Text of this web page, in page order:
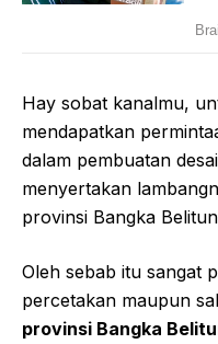
Hay sobat kanalmu,
mendapatkan
dalam pembuatan
menyertakan
provinsi Bangka
Oleh sebab itu sangat
percetakan maupun
provinsi Bangka